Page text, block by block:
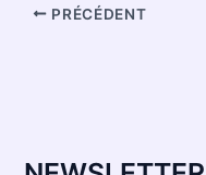
moi ? Peut-être le tout à
PRÉCÉDENT